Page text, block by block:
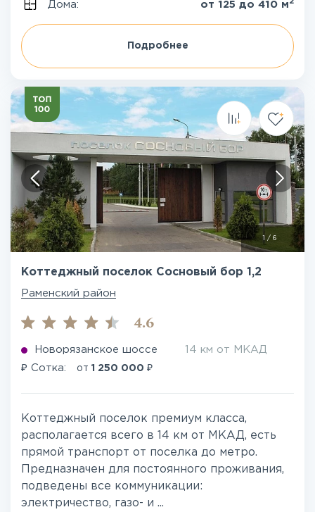
Дома: от 125 до 410 м 2
Подробнее
/ 6
Коттеджный поселок Сосновый бор 1,2
Раменский район
4.6
Новорязанское шоссе 14 км от МКАД
₽ Сотка: от 1 250 000 ₽
Коттеджный поселок премиум класса,
располагается всего в 14 км от МКАД, есть
прямой транспорт от поселка до метро.
Предназначен для постоянного проживания,
подведены все коммуникации:
электричество, газо- и ...